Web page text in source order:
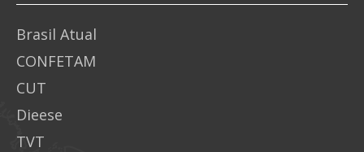
Brasil Atual
CONFETAM
CUT
Dieese
TVT